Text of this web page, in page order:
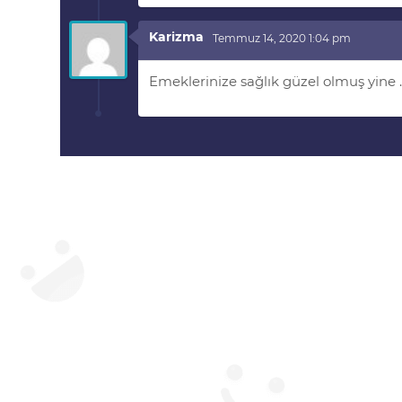
Karizma Temmuz 14, 2020 1:04 pm
Emeklerinize sağlık güzel olmuş yine